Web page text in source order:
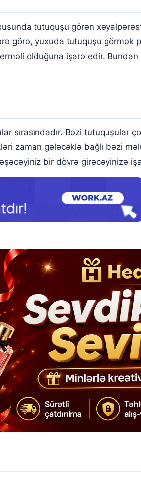
tutuquşu görən
görə, yuxuda tutuquşu görmək
olduğuna işarə edir.
Bəzi tutuquşular
zaman gələcəklə bağlı bəzi
bir dövrə girəcəyinizə